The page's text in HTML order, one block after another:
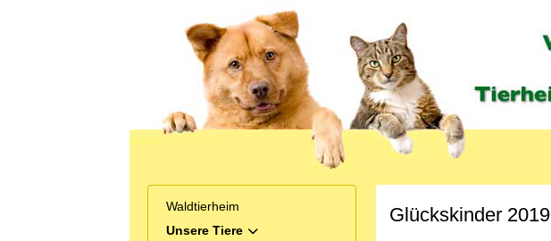
Waldtierheim
Unsere Tiere
MOD_MENU_TOGGLE_SUBMENU_LABEL
Glückskinder 2019